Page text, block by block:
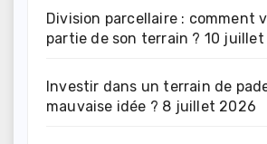
Division parcellaire : comment
partie de son terrain ? 10
Investir dans un terrain de
mauvaise idée ? 8 juillet 2026